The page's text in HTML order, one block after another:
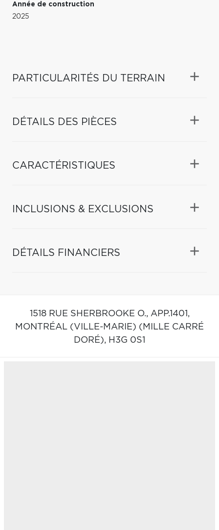
Année de construction
2025
PARTICULARITÉS DU TERRAIN
DÉTAILS DES PIÈCES
CARACTÉRISTIQUES
INCLUSIONS & EXCLUSIONS
DÉTAILS FINANCIERS
1518 RUE SHERBROOKE O., APP.1401,
MONTRÉAL (VILLE-MARIE) (MILLE CARRÉ
DORÉ), H3G 0S1